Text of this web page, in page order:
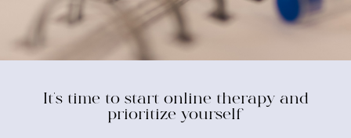
It's time to start online therapy and
prioritize yourself